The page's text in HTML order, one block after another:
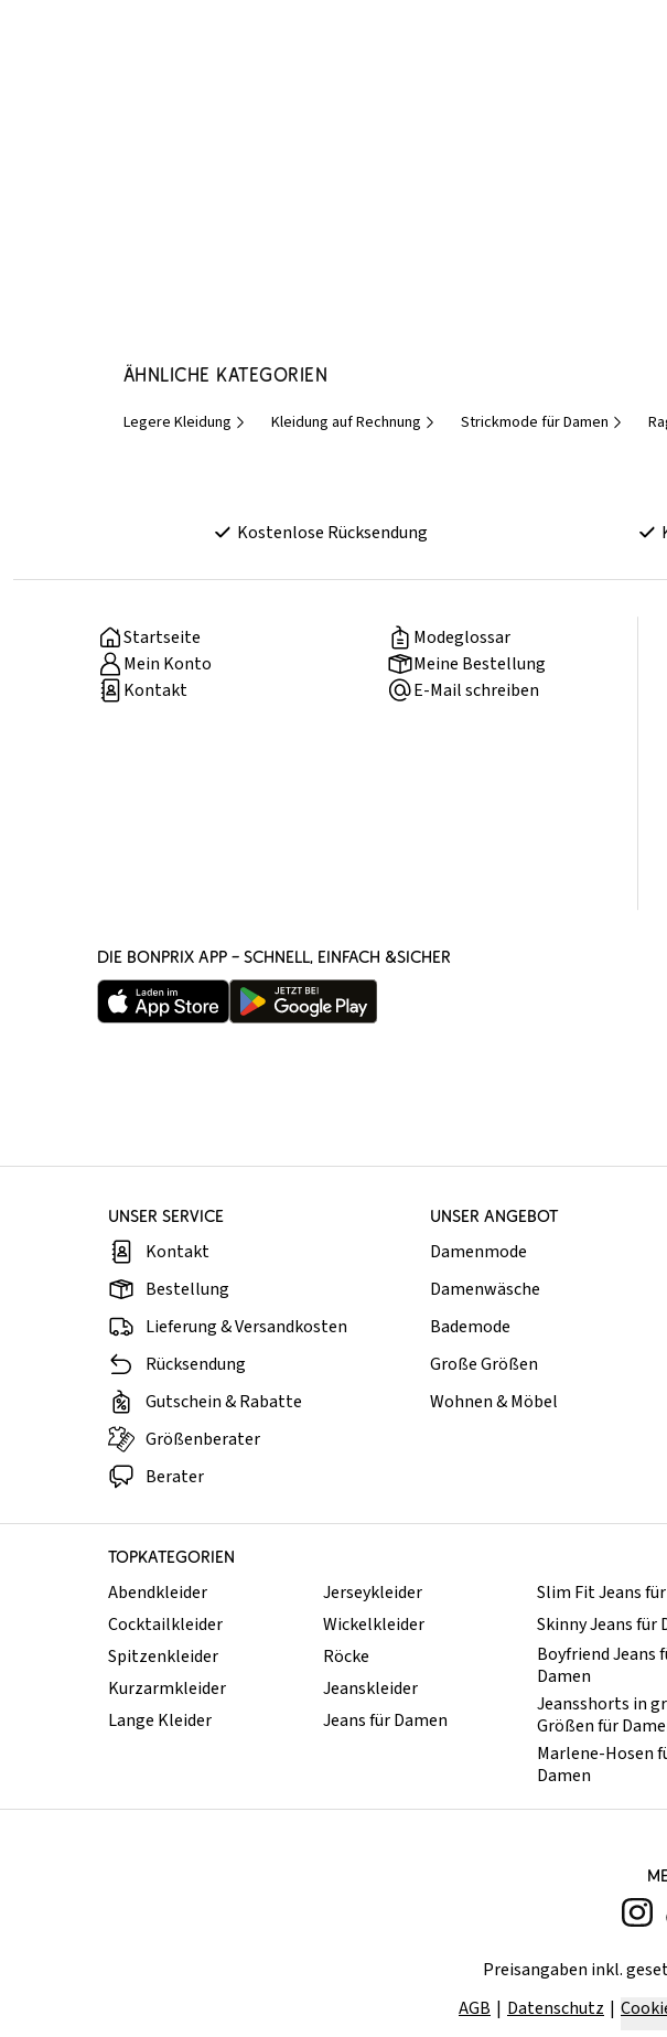
Ähnliche Kategorien
Legere Kleidung Kleidung auf Rechnung Strickmode für Damen
Kostenlose Rücksendung
Startseite
Modeglossar
Mein Konto
Meine Bestellung
Kontakt
E-Mail schreiben
DIE BONPRIX APP – SCHNELL, EINFACH &SICHER
UNSER SERVICE
Kontakt
Bestellung
Lieferung & Versandkosten
Rücksendung
Gutschein & Rabatte
Größenberater
Berater
UNSER ANGEBOT
Damenmode
Damenwäsche
Bademode
Große Größen
Wohnen & Möbel
TOPKATEGORIEN
Abendkleider
Cocktailkleider
Spitzenkleider
Kurzarmkleider
Lange Kleider
Jerseykleider
Wickelkleider
Röcke
Jeanskleider
Jeans für Damen
Slim Fit Jeans
Skinny Jeans für
Boyfriend Jeans
Damen
Jeansshorts in
Größen für
Marlene-Hosen
Damen
Preisangaben inkl.
AGB
Datenschutz